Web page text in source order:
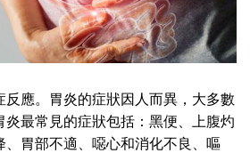
反應。胃炎的症狀因人而異，大多數
炎最常見的症狀包括：黑便、上腹灼
、胃部不適、噁心和消化不良、嘔